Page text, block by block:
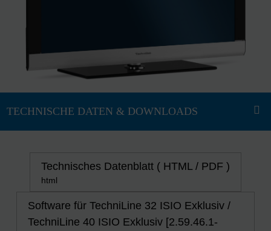
Technisches Datenblatt ( HTML / PDF )
html
Software für TechniLine 32 ISIO Exklusiv /
TechniLine 40 ISIO Exklusiv [2.59.46.1-